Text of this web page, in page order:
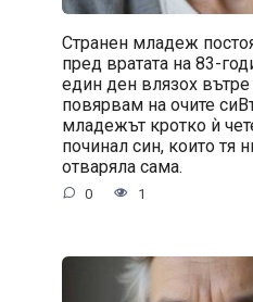
Странен младеж
пред вратата на 83-
един ден влязох
повярвам на очите
младежът кротко ѝ
починал син, които тя
отваряла сама.
0 1